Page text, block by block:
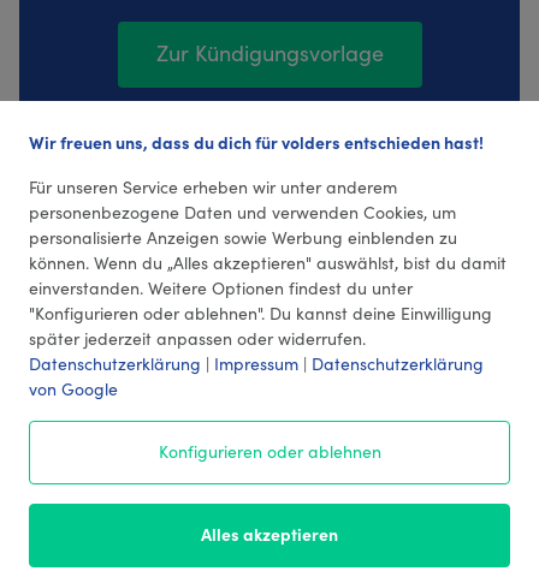
Zur Kündigungsvorlage
18 Bewertungen (4,22 Durchschnitt)
Kontakt
Wir freuen uns, dass du dich für volders entschieden hast!
Für unseren Service erheben wir unter anderem
personenbezogene Daten und verwenden Cookies, um
personalisierte Anzeigen sowie Werbung einblenden zu
können. Wenn du „Alles akzeptieren" auswählst, bist du damit
einverstanden. Weitere Optionen findest du unter
"Konfigurieren oder ablehnen". Du kannst deine Einwilligung
später jederzeit anpassen oder widerrufen.
Datenschutzerklärung | Impressum | Datenschutzerklärung
von Google
Konfigurieren oder ablehnen
Alles akzeptieren